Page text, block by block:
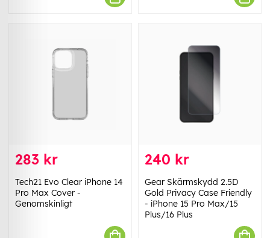
283 kr
Tech21 Evo Clear iPhone 14
Pro Max Cover -
Genomskinligt
240 kr
Gear Skärmskydd 2.5D
Gold Privacy Case Friendly
- iPhone 15 Pro Max/15
Plus/16 Plus